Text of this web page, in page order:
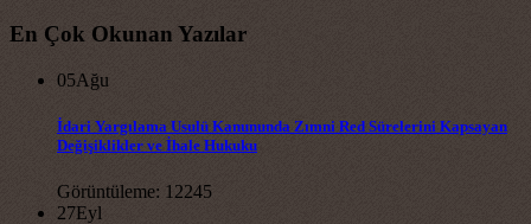
En Çok Okunan Yazılar
05Ağu
İdari Yargılama Usulü Kanununda Zımni Red Sürelerini Kapsayan
Değişiklikler ve İhale Hukuku
Görüntüleme: 12245
27Eyl